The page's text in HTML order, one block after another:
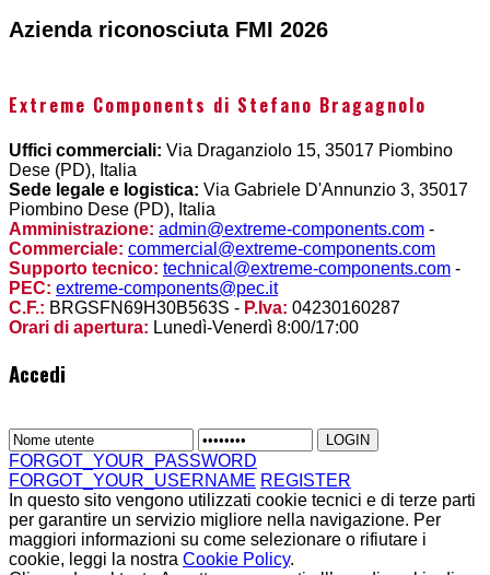
Azienda riconosciuta FMI 2026
Extreme Components di Stefano Bragagnolo
Uffici commerciali: Via Draganziolo 15, 35017 Piombino
Dese (PD), Italia
Sede legale e logistica: Via Gabriele D'Annunzio 3, 35017
Piombino Dese (PD), Italia
Amministrazione: admin@extreme-components.com -
Commerciale: commercial@extreme-components.com
Supporto tecnico: technical@extreme-components.com -
PEC: extreme-components@pec.it
C.F.: BRGSFN69H30B563S - P.Iva: 04230160287
Orari di apertura: Lunedì-Venerdì 8:00/17:00
Accedi
FORGOT_YOUR_PASSWORD
FORGOT_YOUR_USERNAME REGISTER
In questo sito vengono utilizzati cookie tecnici e di terze parti
per garantire un servizio migliore nella navigazione. Per
maggiori informazioni su come selezionare o rifiutare i
cookie, leggi la nostra Cookie Policy.